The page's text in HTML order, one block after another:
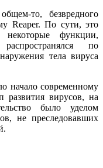
то, безвредного
Reaper. По сути, это
функции,
по
тела вируса
начало современному
вирусов, на
было уделом
не преследовавших